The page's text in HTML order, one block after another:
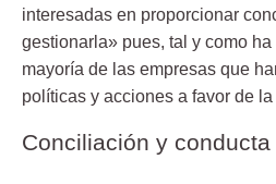
interesadas en proporcionar
gestionarla» pues, tal y como
mayoría de las empresas que
políticas y acciones a favor de la
Conciliación y conducta